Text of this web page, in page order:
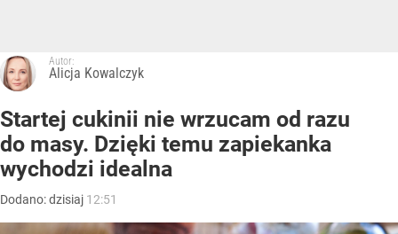
Autor:
Alicja Kowalczyk
Startej cukinii nie wrzucam od razu
do masy. Dzięki temu zapiekanka
wychodzi idealna
Dodano:dzisiaj 12:51